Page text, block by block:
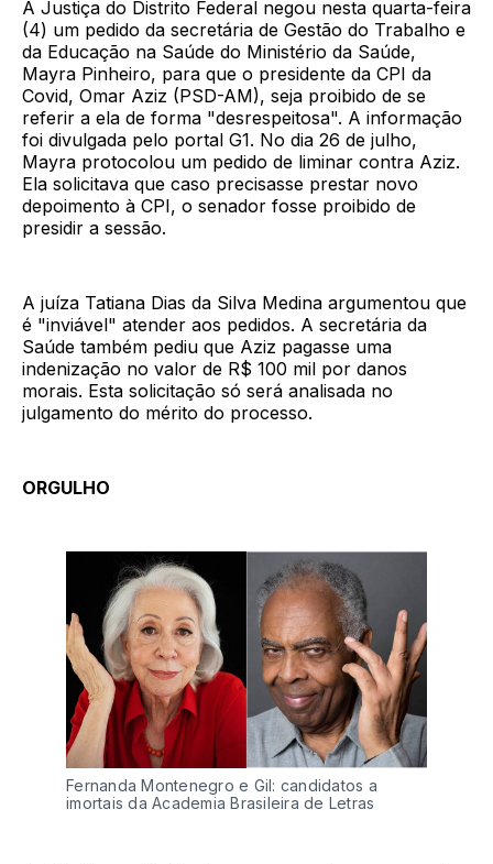
A Justiça do Distrito Federal negou nesta quarta-feira
(4) um pedido da secretária de Gestão do Trabalho e
da Educação na Saúde do Ministério da Saúde,
Mayra Pinheiro, para que o presidente da CPI da
Covid, Omar Aziz (PSD-AM), seja proibido de se
referir a ela de forma "desrespeitosa". A informação
foi divulgada pelo portal G1. No dia 26 de julho,
Mayra protocolou um pedido de liminar contra Aziz.
Ela solicitava que caso precisasse prestar novo
depoimento à CPI, o senador fosse proibido de
presidir a sessão.
A juíza Tatiana Dias da Silva Medina argumentou que
é "inviável" atender aos pedidos. A secretária da
Saúde também pediu que Aziz pagasse uma
indenização no valor de R$ 100 mil por danos
morais. Esta solicitação só será analisada no
julgamento do mérito do processo.
ORGULHO
Fernanda Montenegro e Gil: candidatos a
imortais da Academia Brasileira de Letras